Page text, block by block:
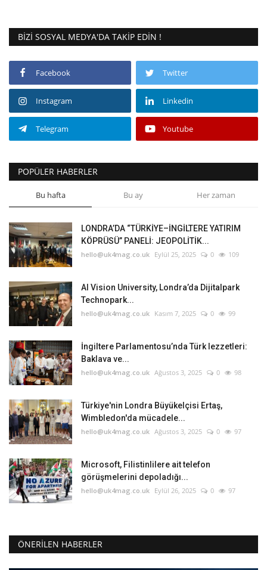
BIZI SOSYAL MEDYA'DA TAKIP EDIN !
Facebook Twitter
Instagram Linkedin
Telegram Youtube
POPÜLER HABERLER
Bu hafta Bu ay Her zaman
LONDRA’DA “TÜRKİYE–İNGİLTERE YATIRIM
KÖPRÜSÜ” PANELİ: JEOPOLİTİK...
hello@uk4mag.co.uk Eylül 25, 2025 0 109
AI Vision University, Londra’da Dijitalpark
Technopark...
hello@uk4mag.co.uk Kasım 7, 2025 0 99
İngiltere Parlamentosu’nda Türk lezzetleri:
Baklava ve...
hello@uk4mag.co.uk Ağustos 3, 2025 0 98
Türkiye'nin Londra Büyükelçisi Ertaş,
Wimbledon'da mücadele...
hello@uk4mag.co.uk Ağustos 3, 2025 0 97
Microsoft, Filistinlilere ait telefon
görüşmelerini depoladığı...
hello@uk4mag.co.uk Eylül 26, 2025 0 97
ÖNERILEN HABERLER